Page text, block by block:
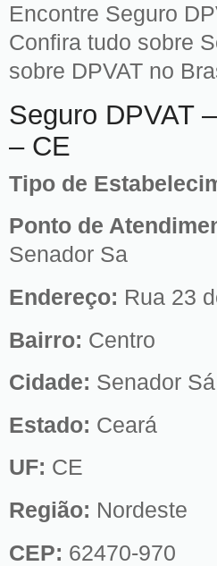
Encontre Seguro
Confira tudo sobre
sobre DPVAT no
Seguro DPVAT
– CE
Tipo de
Ponto de
Senador Sa
Endereço: Rua 23
Bairro: Centro
Cidade: Senador Sá
Estado: Ceará
UF: CE
Região: Nordeste
CEP: 62470-970